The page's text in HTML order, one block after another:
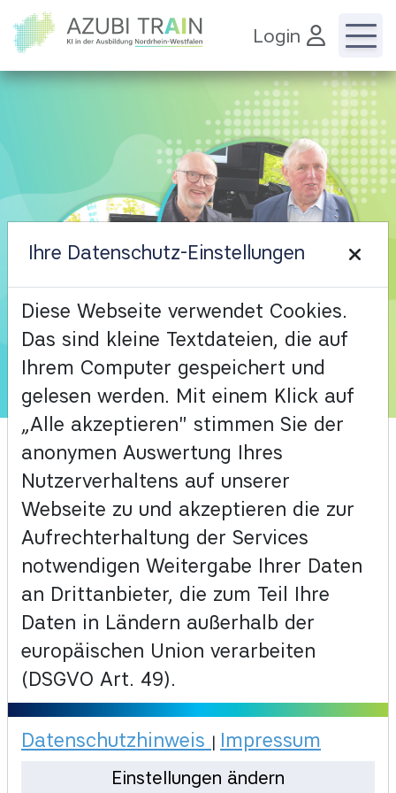
Zur Startseite Login
Anmelden
Angemeldet bleiben?
Anmelden
Neu hier?
Registriere dich und habe
deinen Lernstand immer im
Blick.
Registrieren
AzubiTrain
KI in der Ausbildung Nordrhein-
Westfalen
Mehr erfahren
Ihre Datenschutz-Einstellungen
Diese Webseite verwendet Cookies.
Das sind kleine Textdateien, die auf
Ihrem Computer gespeichert und
gelesen werden. Mit einem Klick auf
„Alle akzeptieren" stimmen Sie der
anonymen Auswertung Ihres
Nutzerverhaltens auf unserer
Webseite zu und akzeptieren die zur
Aufrechterhaltung der Services
notwendigen Weitergabe Ihrer Daten
an Drittanbieter, die zum Teil Ihre
Daten in Ländern außerhalb der
europäischen Union verarbeiten
(DSGVO Art. 49).
Datenschutzhinweis | Impressum
Einstellungen ändern